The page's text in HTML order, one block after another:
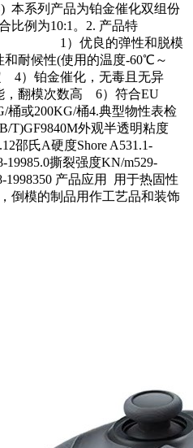
本系列产品为铂金催化双组份
比例为10:1。2. 产品特
的弹性和脱模
耐候性(使用的温度-60℃～
）铂金催化，无毒且无异
翻模次数高 6）符合EU
桶或200KG/桶4.典型物性表检
T)GF9840M外观半透明粘度
邵氏A硬度Shore A531.1-
19985.0撕裂强度KN/m529-
1998350 产品应用 用于热固性
倒模的制品用作工艺品和装饰